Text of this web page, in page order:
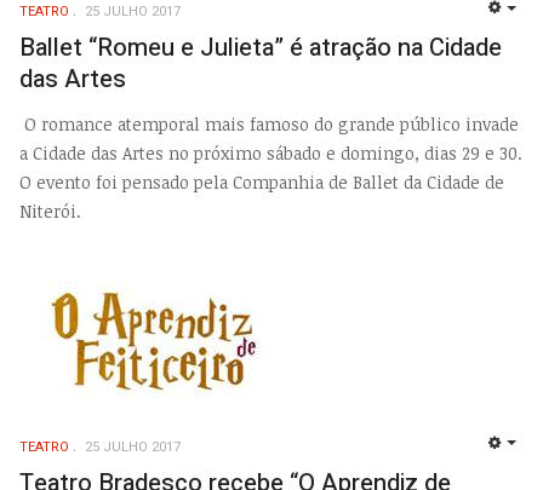
TEATRO 25 JULHO 2017
Ballet “Romeu e Julieta” é atração na Cidade
das Artes
O romance atemporal mais famoso do grande público invade
a Cidade das Artes no próximo sábado e domingo, dias 29 e 30.
O evento foi pensado pela Companhia de Ballet da Cidade de
Niterói.
TEATRO 25 JULHO 2017
Teatro Bradesco recebe “O Aprendiz de